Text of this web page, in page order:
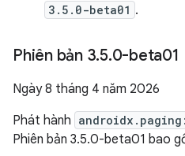
3.5.0-beta01 .
Phiên bản 3.5.0-beta01
Ngày 8 tháng 4 năm 2026
Phát hành
Phiên bản 3.5.0-beta01 bao